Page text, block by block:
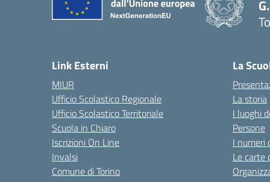
Link Esterni
MIUR
Ufficio Scolastico Regionale
Ufficio Scolastico Territoriale
Scuola in Chiaro
Iscrizioni On Line
Invalsi
Comune di Torino
La
La storia
I luoghi
Persone
I numeri
Le carte